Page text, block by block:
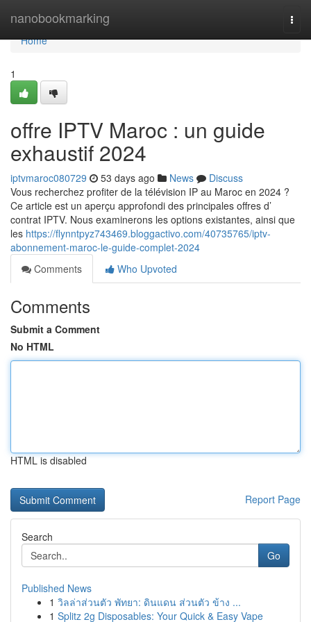
nanobookmarking
Home
Home
1
offre IPTV Maroc : un guide
exhaustif 2024
iptvmaroc080729 53 days ago News
Discuss
Vous recherchez profiter de la télévision IP au Maroc en 2024 ?
Ce article est un aperçu approfondi des principales offres d’
contrat IPTV. Nous examinerons les options existantes, ainsi que
les https://flynntpyz743469.bloggactivo.com/40735765/iptv-
abonnement-maroc-le-guide-complet-2024
Comments
Who Upvoted
Comments
Submit a Comment
No HTML
HTML is disabled
Report Page
Search
Go
Published News
1 วิลล่าส่วนตัว พัทยา: ดินแดน ส่วนตัว ข้าง ...
1 Splitz 2g Disposables: Your Quick & Easy Vape